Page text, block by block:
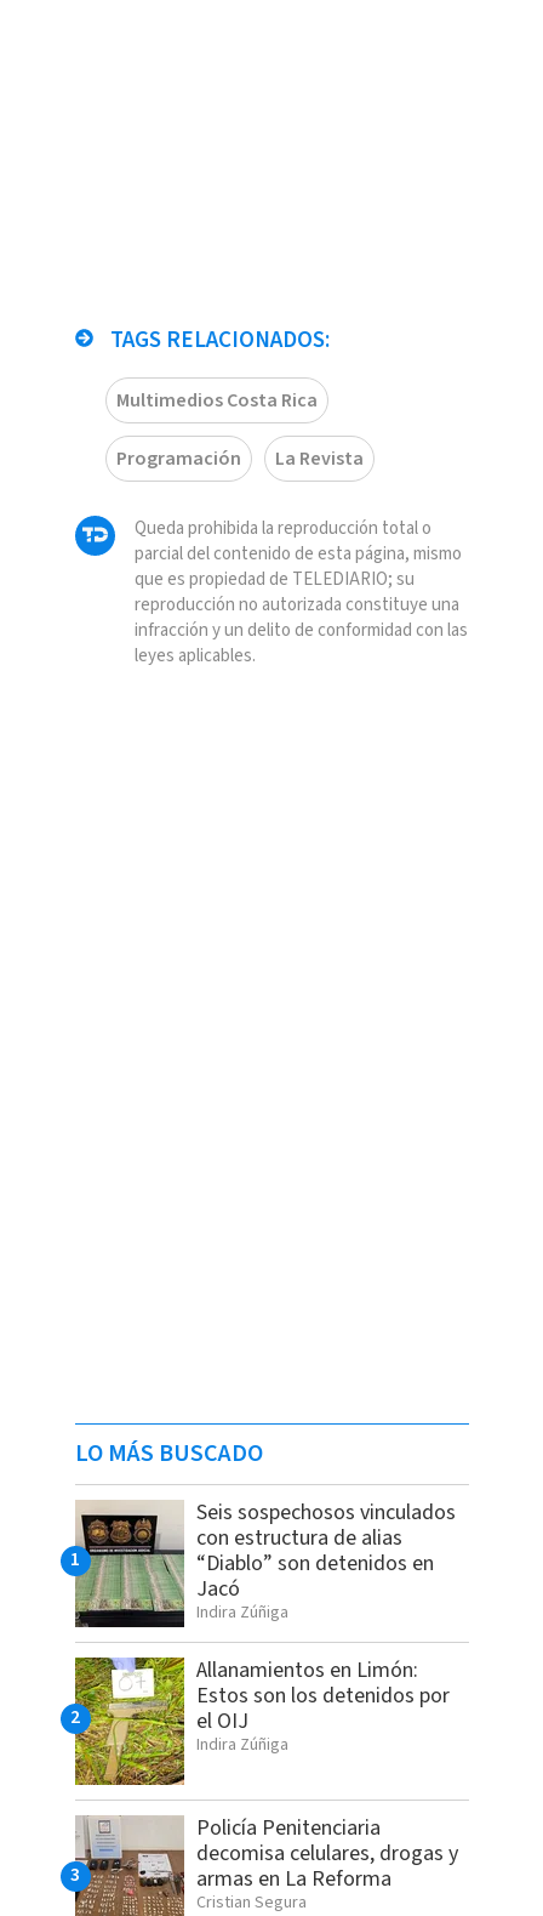
TAGS RELACIONADOS:
Multimedios Costa Rica
Programación La Revista
Queda prohibida la reproducción total o
parcial del contenido de esta página, mismo
que es propiedad de TELEDIARIO; su
reproducción no autorizada constituye una
infracción y un delito de conformidad con las
leyes aplicables.
LO MÁS BUSCADO
Seis sospechosos vinculados
con estructura de alias
“Diablo” son detenidos en
Jacó
Indira Zúñiga
Allanamientos en Limón:
Estos son los detenidos por
el OIJ
Indira Zúñiga
Policía Penitenciaria
decomisa celulares, drogas y
armas en La Reforma
Cristian Segura